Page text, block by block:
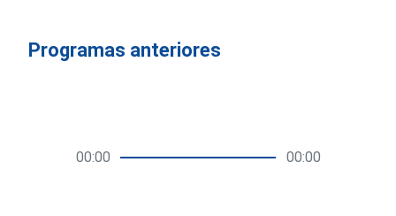
Programas anteriores
00:00 00:00